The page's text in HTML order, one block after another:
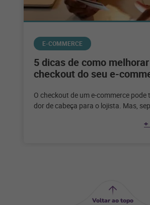
E-COMMERCE
5 dicas de como
checkout do seu e-
O checkout de um e-commerce pode
dor de cabeça para o lojista. Mas,
+
Voltar ao topo